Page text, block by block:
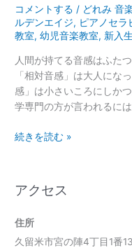
コメントする / どれみ 音
ルデンエイジ, ピアノセラ
教室,幼児音楽教室, 新入
人間が持てる音感はふた
「相対音感」は大人にな
感」は小さいころにしか
学専門の方が言われるに
び
ま
す
続きを読む »
アクセス
住所
久留米市宮の陣4丁目1番